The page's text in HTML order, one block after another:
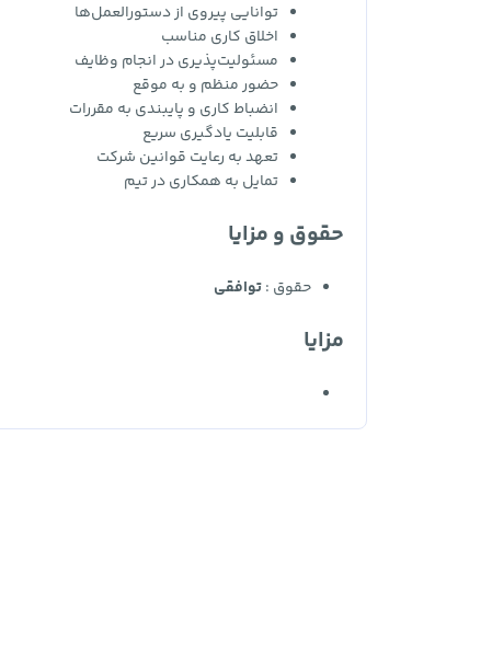
توانایی پیروی از دستورالعمل‌ها
اخلاق کاری مناسب
مسئولیت‌پذیری در انجام وظایف
حضور منظم و به موقع
انضباط کاری و پایبندی به مقررات
قابلیت یادگیری سریع
تعهد به رعایت قوانین شرکت
تمایل به همکاری در تیم
حقوق و مزایا
حقوق :توافقی
مزایا